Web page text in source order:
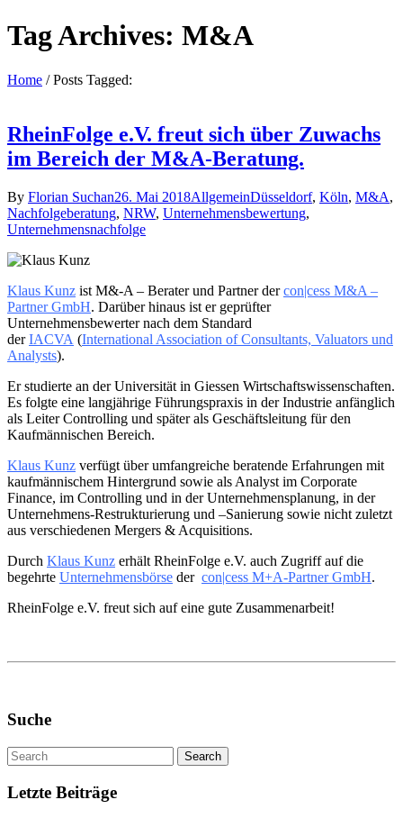
Tag Archives: M&A
Home /Posts Tagged:
RheinFolge e.V. freut sich über Zuwachs
im Bereich der M&A-Beratung.
By Florian Suchan26. Mai 2018AllgemeinDüsseldorf, Köln, M&A,
Nachfolgeberatung, NRW, Unternehmensbewertung,
Unternehmensnachfolge
Klaus Kunz ist M&-A – Berater und Partner dercon|cess M&A –
Partner GmbH. Darüber hinaus ist er geprüfter
Unternehmensbewerter nach dem Standard
derIACVA (International Association of Consultants, Valuators und
Analysts).
Er studierte an der Universität in Giessen Wirtschaftswissenschaften.
Es folgte eine langjährige Führungspraxis in der Industrie anfänglich
als Leiter Controlling und später als Geschäftsleitung für den
Kaufmännischen Bereich.
Klaus Kunz verfügt über umfangreiche beratende Erfahrungen mit
kaufmännischem Hintergrund sowie als Analyst im Corporate
Finance, im Controlling und in der Unternehmensplanung, in der
Unternehmens-Restrukturierung und –Sanierung sowie nicht zuletzt
aus verschiedenen Mergers & Acquisitions.
Durch Klaus Kunz erhält RheinFolge e.V. auch Zugriff auf die
begehrte Unternehmensbörse der con|cess M+A-Partner GmbH.
RheinFolge e.V. freut sich auf eine gute Zusammenarbeit!
Suche
Letzte Beiträge